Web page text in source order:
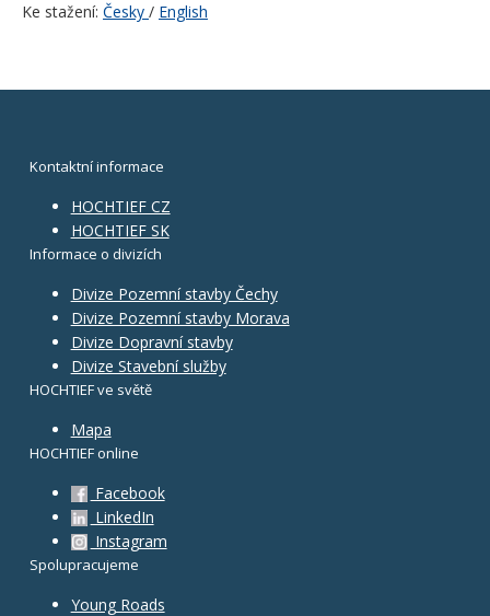
Ke stažení: Česky / English
Kontaktní informace
HOCHTIEF CZ
HOCHTIEF SK
Informace o divizích
Divize Pozemní stavby Čechy
Divize Pozemní stavby Morava
Divize Dopravní stavby
Divize Stavební služby
HOCHTIEF ve světě
Mapa
HOCHTIEF online
Facebook
LinkedIn
Instagram
Spolupracujeme
Young Roads